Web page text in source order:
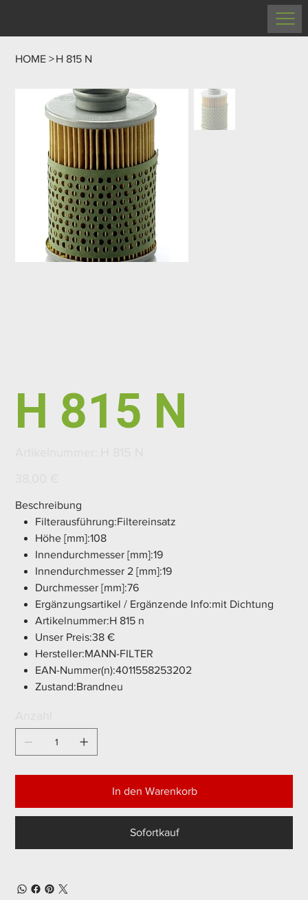
HOME >H 815 N
H 815 N
Beschreibung
Filterausführung:Filtereinsatz
Höhe [mm]:108
Innendurchmesser [mm]:19
Innendurchmesser 2 [mm]:19
Durchmesser [mm]:76
Ergänzungsartikel / Ergänzende Info:mit Dichtung
Artikelnummer:H 815 n
Unser Preis:38 €
Hersteller:MANN-FILTER
EAN-Nummer(n):4011558253202
Zustand:Brandneu
In den Warenkorb
Sofortkauf